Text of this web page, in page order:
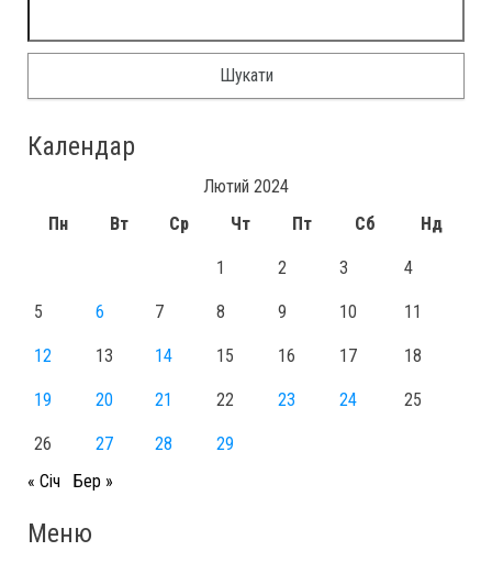
Календар
Лютий 2024
Пн
Вт Ср Чт Пт Сб Нд
1 2 3 4
5 6 7 8 9 10 11
12 13 14 15 16 17 18
19 20 21 22 23 24 25
26 27 28
29
« Січ
Бер »
Меню